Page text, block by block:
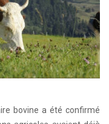
bovine a été confirmé